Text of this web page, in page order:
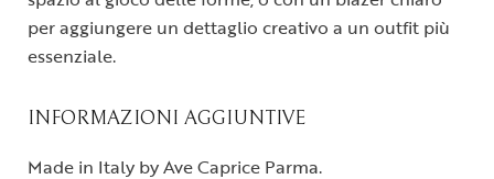
per aggiungere un dettaglio creativo a un outfit più
essenziale.
INFORMAZIONI AGGIUNTIVE
Made in Italy by Ave Caprice Parma.